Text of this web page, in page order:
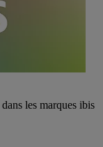
dans les marques ibis